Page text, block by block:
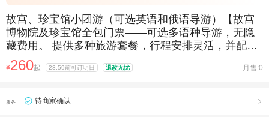
故宫、珍宝馆小团游（可选英语和俄语导游）【故宫
博物院及珍宝馆全包门票——可选多语种导游，无隐
藏费用。 提供多种旅游套餐，行程安排灵活，并配备
多语种导游。 一次旅行即可游览北京中轴线，深入了
解600年的皇家历史、故宫博物院的建筑和珍宝。】
¥260起 23:59前可订明日 退改无忧 月售:0
服务 待商家确认 